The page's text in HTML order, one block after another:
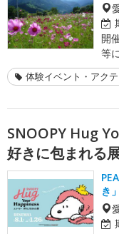
開
等
体験イベント・アク
SNOOPY Hug
好きに包まれる
き